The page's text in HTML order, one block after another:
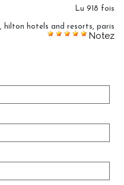
Lu 918 fois
hilton hotels and resorts paris
Notez